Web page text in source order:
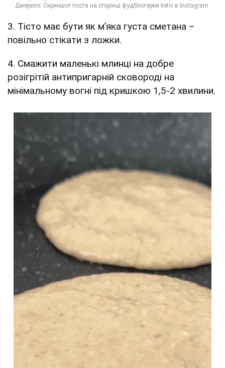
3. Тісто має бути як мʼяка густа сметана –
повільно стікати з ложки.
4. Смажити маленькі млинці на добре
розігрітій антипригарній сковороді на
мінімальному вогні під кришкою 1,5-2 хвилини.